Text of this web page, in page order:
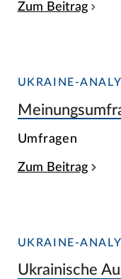
Zum Beitrag
UKRAINE-
Umfragen
Zum Beitrag
UKRAINE-
Ukrainische